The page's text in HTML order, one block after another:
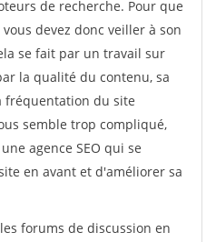
de recherche. Pour que
devez donc veiller à son
se fait par un travail sur
la qualité du contenu, sa
fréquentation du site
semble trop compliqué,
agence SEO qui se
en avant et d'améliorer sa
forums de discussion en